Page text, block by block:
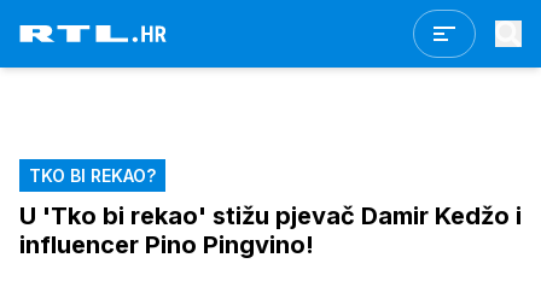
TKO BI REKAO?
U 'Tko bi rekao' stižu pjevač Damir Kedžo i
influencer Pino Pingvino!